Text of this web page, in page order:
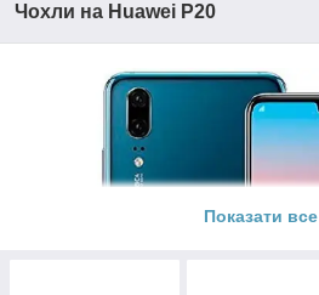
Чохли на Huawei P20
Показати все